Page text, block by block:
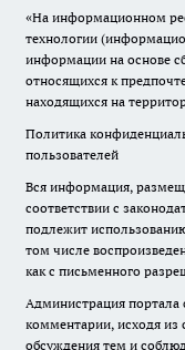
«На информационном
технологии
информации на основе
относящихся к
находящихся на
Политика
пользователей
Вся информация,
соответствии с
подлежит
том числе
как с письменного
Администрация портала
комментарии, исходя из
обсуждения тем и